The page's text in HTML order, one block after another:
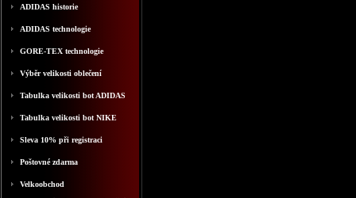
ADIDAS historie
ADIDAS technologie
GORE-TEX technologie
Výběr velikosti oblečení
Tabulka velikosti bot ADIDAS
Tabulka velikosti bot NIKE
Sleva 10% při registraci
Poštovné zdarma
Velkoobchod